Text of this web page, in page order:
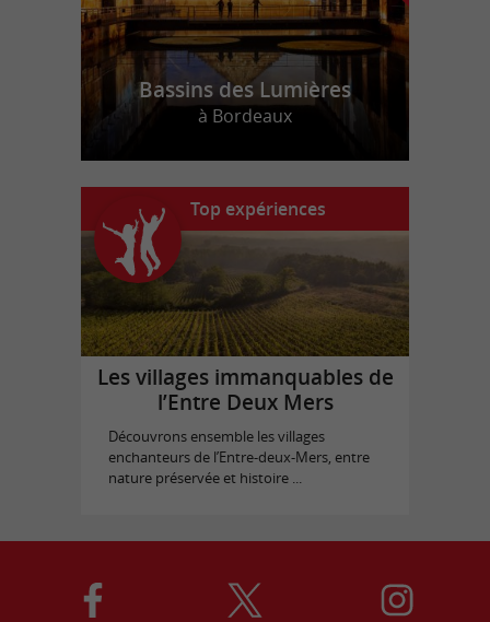
Bassins des Lumières
à Bordeaux
Top expériences
Les villages immanquables de
l’Entre Deux Mers
Découvrons ensemble les villages
enchanteurs de l’Entre-deux-Mers, entre
nature préservée et histoire ...